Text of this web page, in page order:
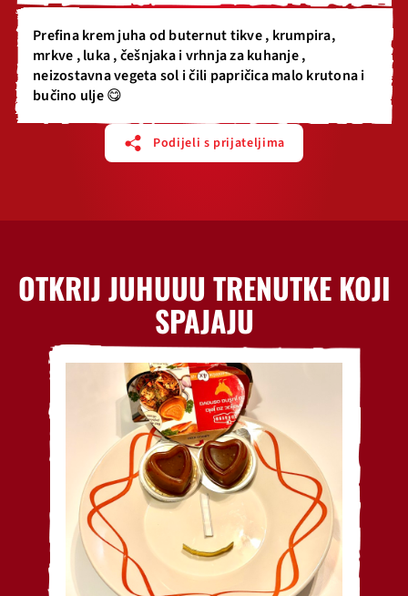
Prefina krem juha od buternut tikve , krumpira,
mrkve , luka , češnjaka i vrhnja za kuhanje ,
neizostavna vegeta sol i čili papričica malo krutona i
bučino ulje 😋
Podijeli s prijateljima
OTKRIJ JUHUUU TRENUTKE KOJI
SPAJAJU